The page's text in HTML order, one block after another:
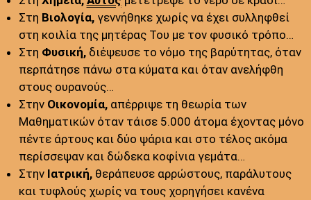
Στη Βιολογία,γεννήθηκε χωρίς να έχει συλληφθεί
στη κοιλία της μητέρας Του με τον φυσικό τρόπο…
Στη Φυσική,διέψευσε το νόμο της βαρύτητας, όταν
περπάτησε πάνω στα κύματα και όταν ανελήφθη
στους ουρανούς…
Στην Οικονομία,απέρριψε τη θεωρία των
Μαθηματικών όταν τάισε 5.000 άτομα έχοντας μόνο
πέντε άρτους και δύο ψάρια και στο τέλος ακόμα
περίσσεψαν και δώδεκα κοφίνια γεμάτα…
Στην Ιατρική,θεράπευσε αρρώστους, παράλυτους
και τυφλούς χωρίς να τους χορηγήσει κανένα